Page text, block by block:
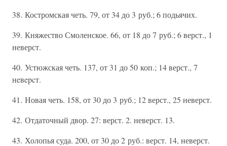
38. Костромская четь. 79, от 34 до 3 руб.; 6 подьячих.
39. Княжество Смоленское. 66, от 18 до 7 руб.; 6 верст., 1
неверст.
40. Устюжская четь. 137, от 31 до 50 коп.; 14 верст., 7
нeвepcт.
41. Новая четь. 158, от 30 до 3 руб.; 12 верст., 25 неверст.
42. Отдаточный двор. 27: верст. 2. неверст. 13.
43. Холопья суда. 200, от 30 до 2 руб.: верст. 14, неверст.